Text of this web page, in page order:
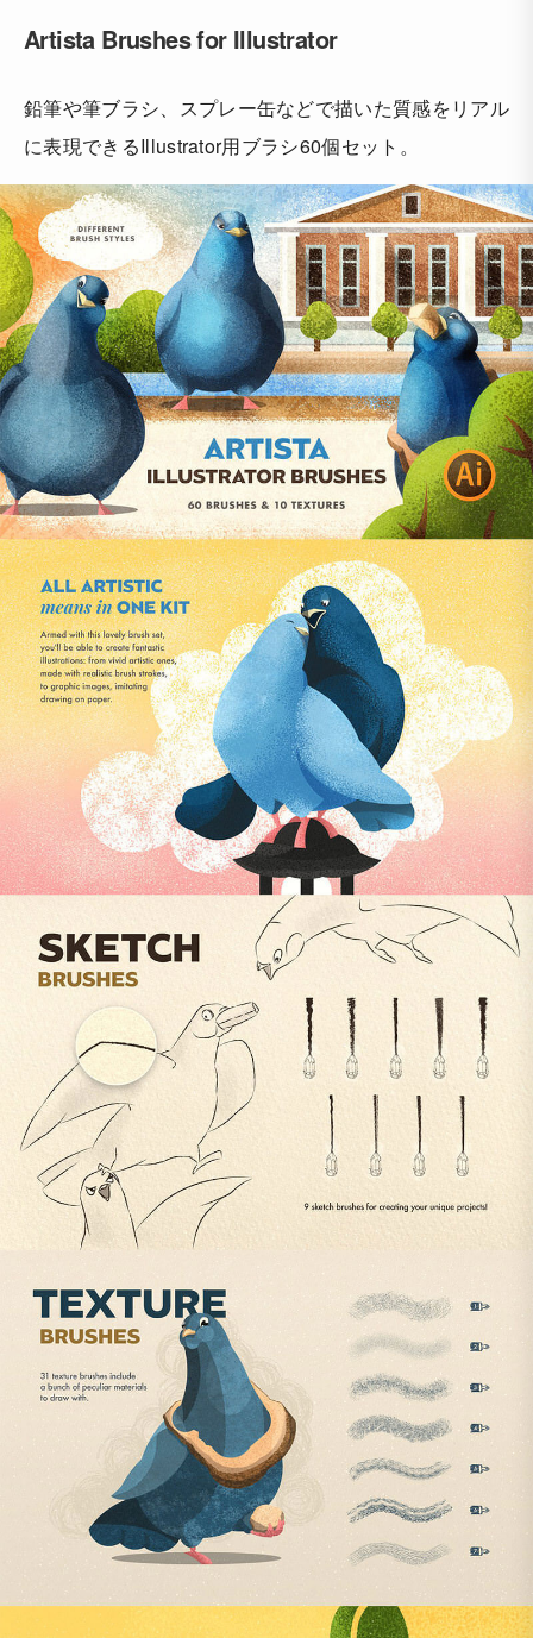
Artista Brushes for Illustrator
鉛筆や筆ブラシ、スプレー缶などで描いた質感をリアル
に表現できるIllustrator用ブラシ60個セット。